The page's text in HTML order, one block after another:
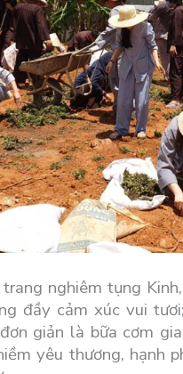
nghiêm tụng
đầy cảm xúc vui
giản là bữa cơm
yêu thương, hạnh